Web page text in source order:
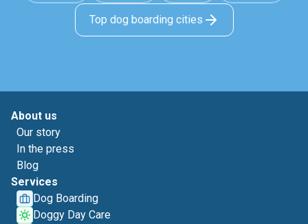
Top dog boarding cities
About us
Our story
In the press
Blog
Services
Dog Boarding
Doggy Day Care